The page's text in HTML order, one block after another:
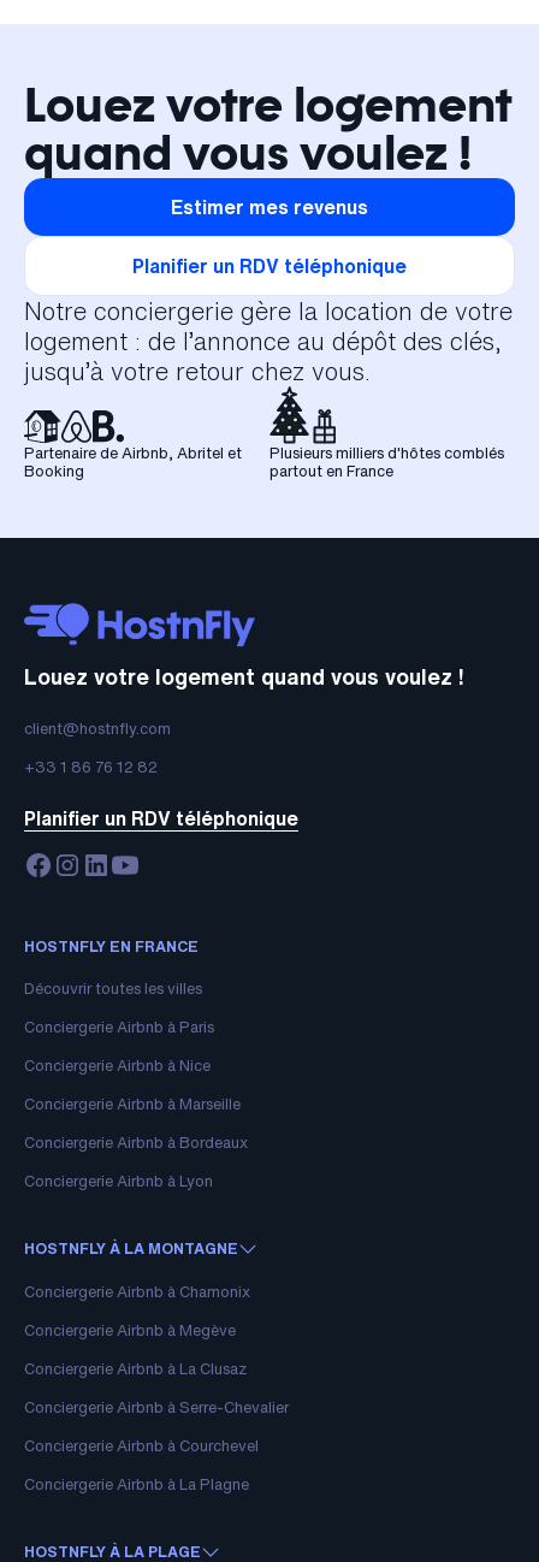
Louez votre logement
quand vous voulez !
Estimer mes revenus
Planifier un RDV téléphonique
Notre conciergerie gère la location de votre
logement : de l’annonce au dépôt des clés,
jusqu’à votre retour chez vous.
Partenaire de Airbnb, Abritel et
Booking
Plusieurs milliers d'hôtes comblés
partout en France
Louez votre logement quand vous voulez !
client@hostnfly.com
+33 1 86 76 12 82
Planifier un RDV téléphonique
HOSTNFLY EN FRANCE
Découvrir toutes les villes
Conciergerie Airbnb à Paris
Conciergerie Airbnb à Nice
Conciergerie Airbnb à Marseille
Conciergerie Airbnb à Bordeaux
Conciergerie Airbnb à Lyon
HOSTNFLY À LA MONTAGNE
Conciergerie Airbnb à Chamonix
Conciergerie Airbnb à Megève
Conciergerie Airbnb à La Clusaz
Conciergerie Airbnb à Serre-Chevalier
Conciergerie Airbnb à Courchevel
Conciergerie Airbnb à La Plagne
HOSTNFLY À LA PLAGE